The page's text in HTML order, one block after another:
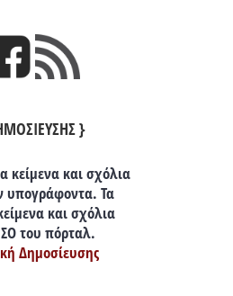
}
κείμενα και σχόλια
υπογράφοντα. Τα
και σχόλια
του πόρταλ.
Δημοσίευσης